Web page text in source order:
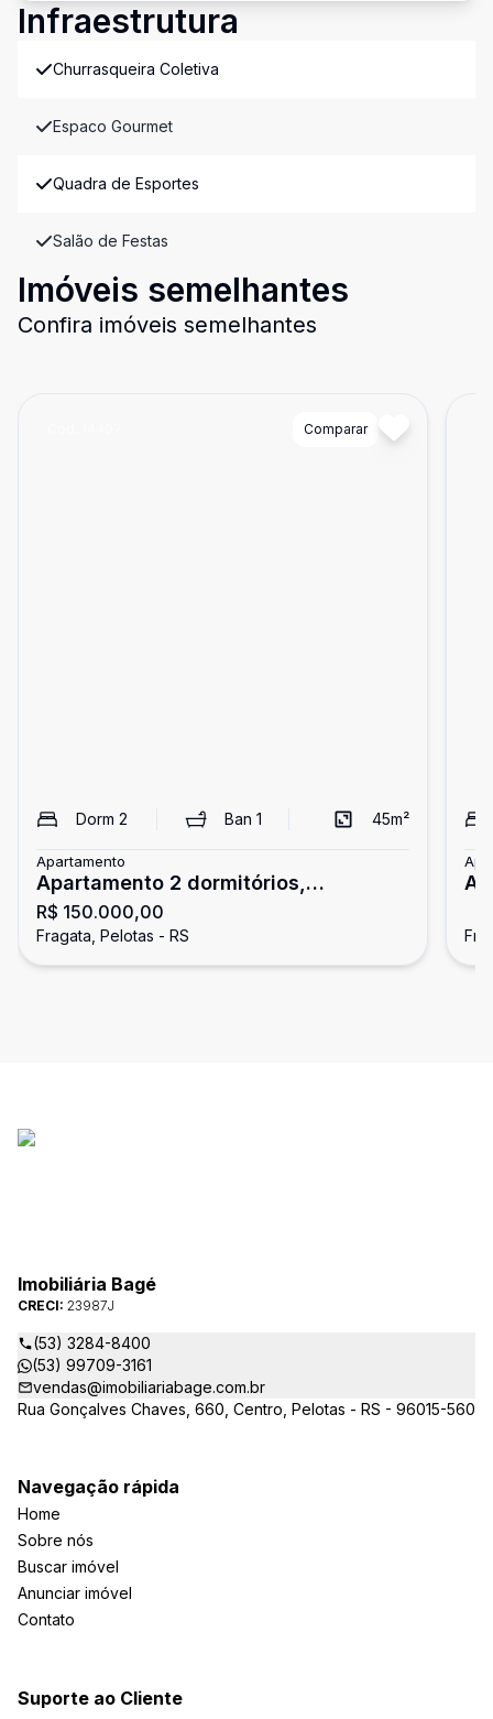
Infraestrutura
Churrasqueira Coletiva
Espaco Gourmet
Quadra de Esportes
Salão de Festas
Imóveis semelhantes
Confira imóveis semelhantes
Comparar
Dorm 2 Ban 1 45m²
Apartamento
Apartamento 2 dormitórios,
desocupado, pronto para morar.
R$ 150.000,00
Fragata, Pelotas - RS
Imobiliária Bagé
CRECI: 23987J
(53) 3284-8400
(53) 99709-3161
vendas@imobiliariabage.com.br
Rua Gonçalves Chaves, 660, Centro, Pelotas - RS - 96015-560
Navegação rápida
Home
Sobre nós
Buscar imóvel
Anunciar imóvel
Contato
Suporte ao Cliente